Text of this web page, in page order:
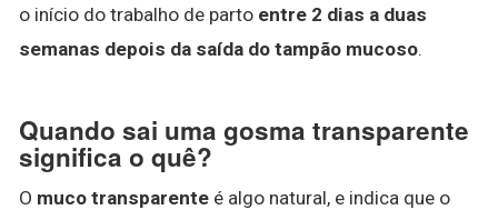
o início do trabalho de parto entre 2 dias a duas
semanas depois da saída do tampão mucoso.
Quando sai uma gosma transparente
significa o quê?
O muco transparente é algo natural, e indica que o